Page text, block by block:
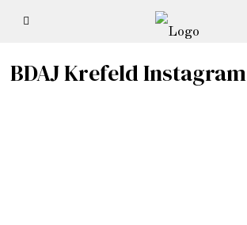
BDAJ Krefeld Instagram